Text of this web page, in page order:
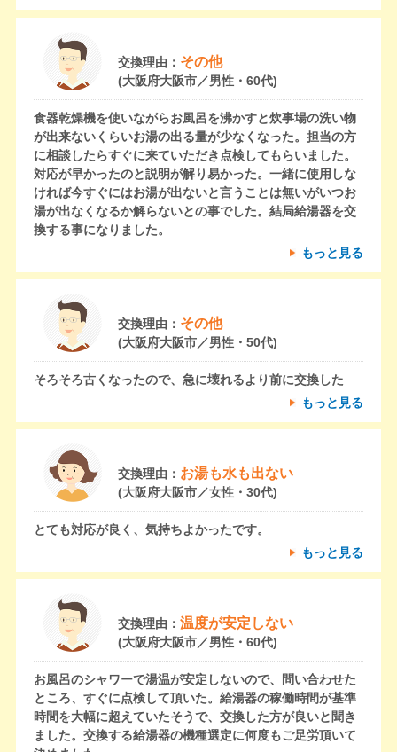
交換理由： その他
(大阪府大阪市／男性・60代)
食器乾燥機を使いながらお風呂を沸かすと炊事場の洗い物
が出来ないくらいお湯の出る量が少なくなった。担当の方
に相談したらすぐに来ていただき点検してもらいました。
対応が早かったのと説明が解り易かった。一緒に使用しな
ければ今すぐにはお湯が出ないと言うことは無いがいつお
湯が出なくなるか解らないとの事でした。結局給湯器を交
換する事になりました。
もっと見る
交換理由： その他
(大阪府大阪市／男性・50代)
そろそろ古くなったので、急に壊れるより前に交換した
もっと見る
交換理由： お湯も水も出ない
(大阪府大阪市／女性・30代)
とても対応が良く、気持ちよかったです。
もっと見る
交換理由： 温度が安定しない
(大阪府大阪市／男性・60代)
お風呂のシャワーで湯温が安定しないので、問い合わせた
ところ、すぐに点検して頂いた。給湯器の稼働時間が基準
時間を大幅に超えていたそうで、交換した方が良いと聞き
ました。交換する給湯器の機種選定に何度もご足労頂いて